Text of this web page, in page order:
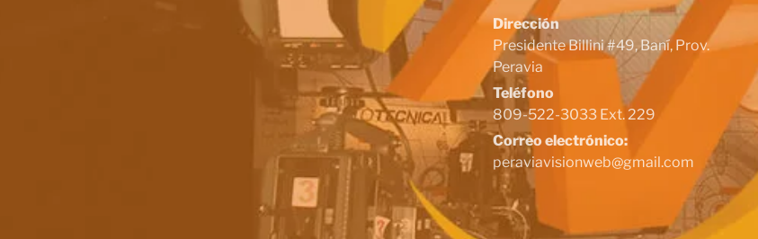
Dirección
Presidente Billini #49, Baní, Prov.
Peravia
Teléfono
809-522-3033 Ext. 229
Correo electrónico:
peraviavisionweb@gmail.com